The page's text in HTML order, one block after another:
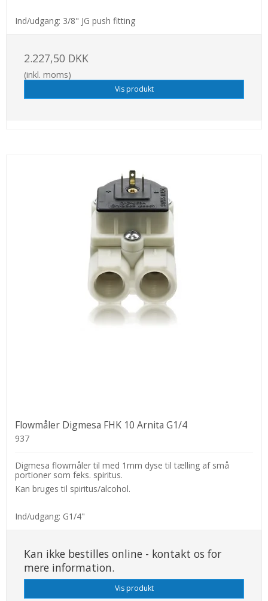
Ind/udgang: 3/8" JG push fitting
2.227,50 DKK
(inkl. moms)
Vis produkt
Flowmåler Digmesa FHK 10 Arnita G1/4
937
Digmesa flowmåler til med 1mm dyse til tælling af små
portioner som feks. spiritus.
Kan bruges til spiritus/alcohol.
Ind/udgang: G1/4"
Kan ikke bestilles online - kontakt os for
mere information.
Vis produkt